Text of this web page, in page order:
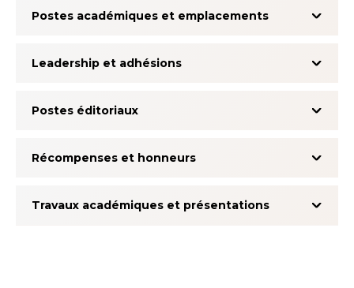
Postes académiques et emplacements
Leadership et adhésions
Postes éditoriaux
Récompenses et honneurs
Travaux académiques et présentations